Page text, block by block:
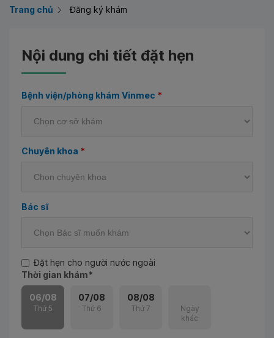
Trang chủ Đăng ký khám
Nội dung chi tiết đặt hẹn
Bệnh viện/phòng khám Vinmec *
Chuyên khoa *
Bác sĩ
Đặt hẹn cho người nước ngoài
Thời gian khám*
06/08
Thứ 5
07/08
Thứ 6
08/08
Thứ 7
Ngày
khác